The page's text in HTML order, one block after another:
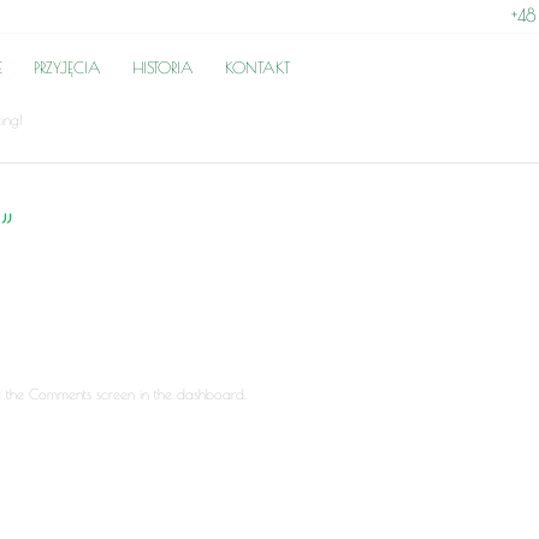
PRZYJĘCIA HISTORIA KONTAKT
Comments screen in the dashboard.